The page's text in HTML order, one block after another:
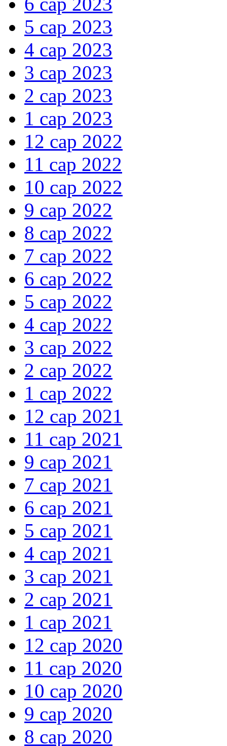
5 сар 2023
4 сар 2023
3 сар 2023
2 сар 2023
1 сар 2023
12 сар 2022
11 сар 2022
10 сар 2022
9 сар 2022
8 сар 2022
7 сар 2022
6 сар 2022
5 сар 2022
4 сар 2022
3 сар 2022
2 сар 2022
1 сар 2022
12 сар 2021
11 сар 2021
9 сар 2021
7 сар 2021
6 сар 2021
5 сар 2021
4 сар 2021
3 сар 2021
2 сар 2021
1 сар 2021
12 сар 2020
11 сар 2020
10 сар 2020
9 сар 2020
8 сар 2020